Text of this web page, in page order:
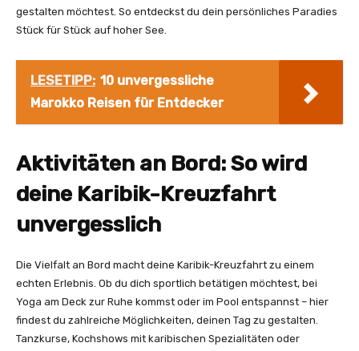
gestalten möchtest. So entdeckst du dein persönliches Paradies
Stück für Stück auf hoher See.
LESETIPP: 10 unvergessliche
Marokko Reisen für Entdecker
Aktivitäten an Bord: So wird
deine Karibik-Kreuzfahrt
unvergesslich
Die Vielfalt an Bord macht deine Karibik-Kreuzfahrt zu einem
echten Erlebnis. Ob du dich sportlich betätigen möchtest, bei
Yoga am Deck zur Ruhe kommst oder im Pool entspannst – hier
findest du zahlreiche Möglichkeiten, deinen Tag zu gestalten.
Tanzkurse, Kochshows mit karibischen Spezialitäten oder